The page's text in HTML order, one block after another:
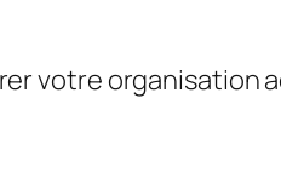
votre organisation